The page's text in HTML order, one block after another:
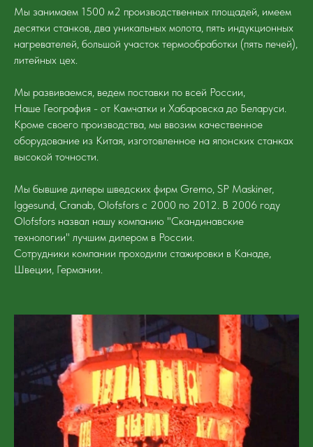
Мы занимаем 1500 м2 производственных площадей, имеем
десятки станков, два уникальных молота, пять индукционных
нагревателей, большой участок термообработки (пять печей),
литейных цех.
Мы развиваемся, ведем поставки по всей России,
Наше География - от Камчатки и Хабаровска до Беларуси.
Кроме своего производства, мы ввозим качественное
оборудование из Китая, изготовленное на японских станках
высокой точности.
Мы бывшие дилеры шведских фирм Gremo, SP Maskiner,
Iggesund, Cranab, Olofsfors c 2000 по 2012. В 2006 году
Olofsfors назвал нашу компанию "Скандинавские
технологии" лучшим дилером в России.
Сотрудники компании проходили стажировки в Канаде,
Швеции, Германии.